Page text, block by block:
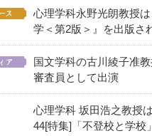
心理学科永野光朗教授
学＜第2版＞』を出版さ
国文学科の古川綾子准
審査員として出演
心理学科 坂田浩之教授
44[特集]「不登校と学校